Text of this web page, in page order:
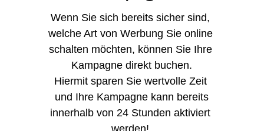
Wenn Sie sich bereits sicher sind,
welche Art von Werbung Sie online
schalten möchten, können Sie Ihre
Kampagne direkt buchen.
Hiermit sparen Sie wertvolle Zeit
und Ihre Kampagne kann bereits
innerhalb von 24 Stunden aktiviert
werden!